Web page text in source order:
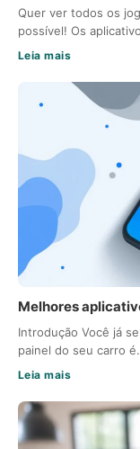
Quer ver todos os
possível! Os
Leia mais
Melhores
Introdução Você já
painel do seu carro
Leia mais